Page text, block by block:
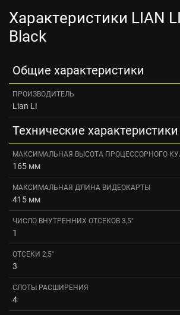
Характеристики LIAN
Black
Общие характеристики
ПРОИЗВОДИТЕЛЬ
Lian Li
Технические характеристики
МАКСИМАЛЬНАЯ ВЫСОТА ПРОЦЕССОРНОГО
165 мм
МАКСИМАЛЬНАЯ ДЛИНА ВИДЕОКАРТЫ
415 мм
ЧИСЛО ВНУТРЕННИХ ОТСЕКОВ 3,5"
1
ОТСЕКИ 2,5"
3
СЛОТЫ РАСШИРЕНИЯ
4